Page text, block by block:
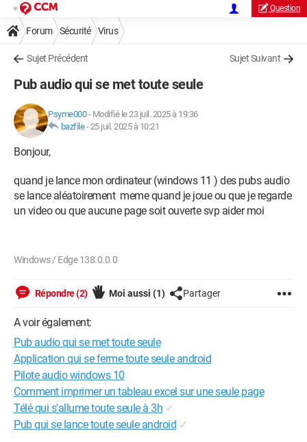
Question
Forum Sécurité Virus
Sujet Précédent Sujet Suivant
Pub audio qui se met toute seule
Psyme000- Modifié le 23 juil. 2025 à 19:36
bazfile-25 juil. 2025 à 10:21
Bonjour,
quand je lance mon ordinateur (windows 11 ) des pubs audio
se lance aléatoirement meme quand je joue ou que je regarde
un video ou que aucune page soit ouverte svp aider moi
Windows / Edge 138.0.0.0
Répondre (2) Moi aussi (1) Partager
A voir également:
Pub audio qui se met toute seule
Application qui se ferme toute seule android
Pilote audio windows 10
Comment imprimer un tableau excel sur une seule page
Télé qui s'allume toute seule à 3h ✓
Pub qui se lance toute seule android ✓